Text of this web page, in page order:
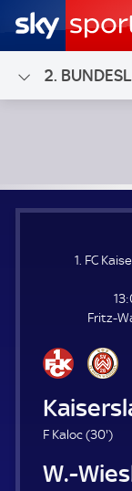
2.
1. FC
Fritz-
1. FC
F Kaloc (30'3
.
)
SV